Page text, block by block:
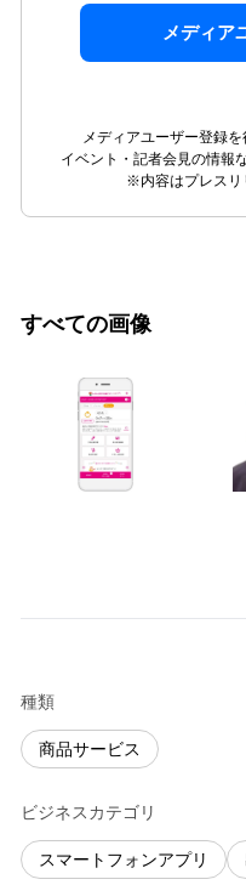
メディア
メディアユーザー登録
イベント・記者会見の情報
※内容はプレスリ
すべての画像
種類
商品サービス
ビジネスカテゴリ
スマートフォンアプリ